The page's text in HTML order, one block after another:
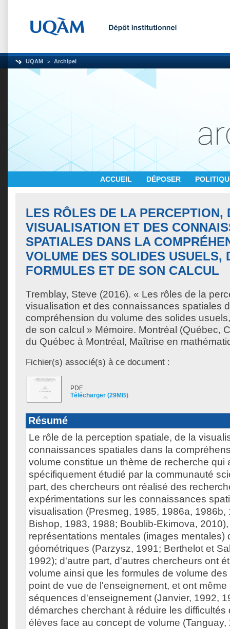
UQAM Archipel
ACCUEIL DÉPOSER
LES RÔLES DE LA PERCEPTION,
VISUALISATION ET DES
SPATIALES DANS LA
VOLUME DES SOLIDES USUELS,
FORMULES ET DE SON CALCUL
Tremblay, Steve (2016). « Les rôles de la
visualisation et des connaissances spatiales
compréhension du volume des solides
de son calcul » Mémoire. Montréal (Québec,
du Québec à Montréal, Maîtrise en
Fichier(s) associé(s) à ce document :
PDF
Télécharger (29MB)
Résumé
Le rôle de la perception spatiale, de la
connaissances spatiales dans la
volume constitue un thème de recherche qui
spécifiquement étudié par la communauté
part, des chercheurs ont réalisé des
expérimentations sur les connaissances
visualisation (Presmeg, 1985, 1986a, 1986b,
Bishop, 1983, 1988; Boublib-Ekimova,
représentations mentales (images mentales)
géométriques (Parzysz, 1991; Berthelot et
1992); d'autre part, d'autres chercheurs ont
volume ainsi que les formules de volume
point de vue de l'enseignement, et ont
séquences d'enseignement (Janvier, 1992,
démarches cherchant à réduire les difficultés
élèves face au concept de volume (Tanguay,